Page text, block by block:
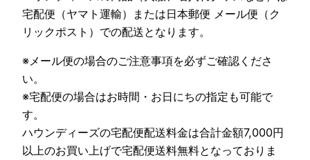
宅配便（ヤマト運輸）または日本郵便 メール便（ク
リックポスト）での配送となります。
※メール便の場合のご注意事項を必ずご確認くださ
い。
※宅配便の場合はお時間・お日にちの指定も可能で
す。
ハウンディーズの宅配便配送料金は合計金額7,000円
以上のお買い上げで宅配便送料無料となっておりま